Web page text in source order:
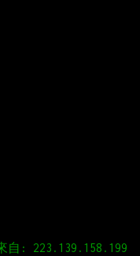
: 223.139.158.199